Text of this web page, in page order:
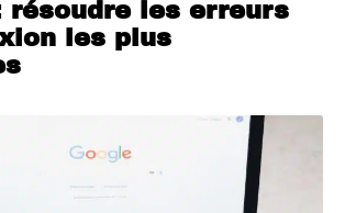
résoudre les erreurs
les plus